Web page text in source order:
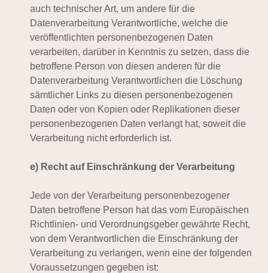
auch technischer Art, um andere für die
Datenverarbeitung Verantwortliche, welche die
veröffentlichten personenbezogenen Daten
verarbeiten, darüber in Kenntnis zu setzen, dass die
betroffene Person von diesen anderen für die
Datenverarbeitung Verantwortlichen die Löschung
sämtlicher Links zu diesen personenbezogenen
Daten oder von Kopien oder Replikationen dieser
personenbezogenen Daten verlangt hat, soweit die
Verarbeitung nicht erforderlich ist.
e) Recht auf Einschränkung der Verarbeitung
Jede von der Verarbeitung personenbezogener
Daten betroffene Person hat das vom Europäischen
Richtlinien- und Verordnungsgeber gewährte Recht,
von dem Verantwortlichen die Einschränkung der
Verarbeitung zu verlangen, wenn eine der folgenden
Voraussetzungen gegeben ist: